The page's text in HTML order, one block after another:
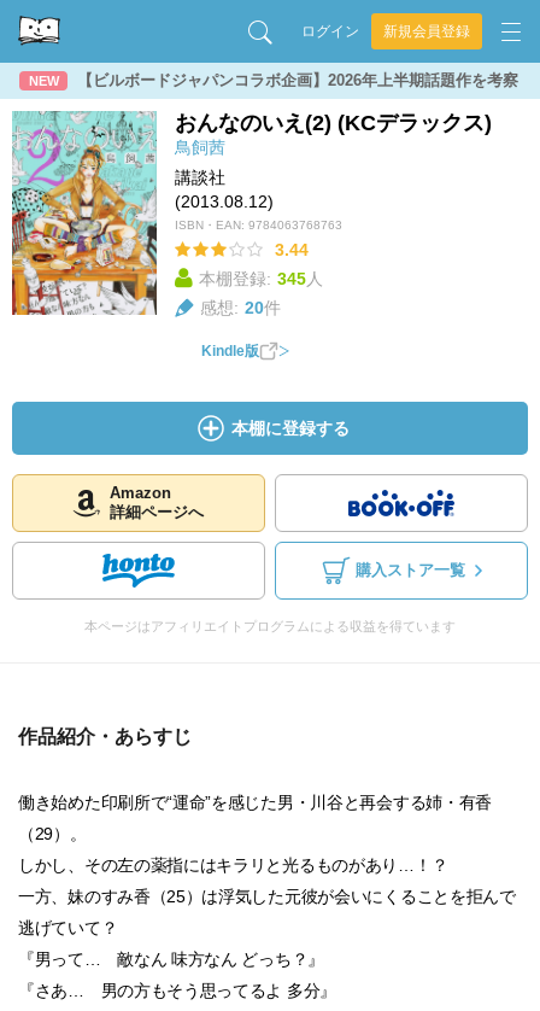
ログイン 新規会員登録
NEW 【ビルボードジャパンコラボ企画】2026年上半期話題作を考察
おんなのいえ(2) (KCデラックス)
鳥飼茜
講談社
(2013.08.12)
ISBN・EAN: 9784063768763
3.44
本棚登録: 345人
感想: 20件
Kindle版
本棚に登録する
Amazon
詳細ページへ
購入ストア一覧
本ページはアフィリエイトプログラムによる収益を得ています
作品紹介・あらすじ
働き始めた印刷所で“運命”を感じた男・川谷と再会する姉・有香
（29）。
しかし、その左の薬指にはキラリと光るものがあり…！？
一方、妹のすみ香（25）は浮気した元彼が会いにくることを拒んで
逃げていて？
『男って… 敵なん 味方なん どっち？』
『さあ… 男の方もそう思ってるよ 多分』